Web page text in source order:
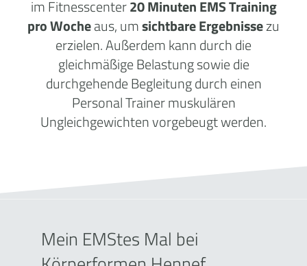
im Fitnesscenter20 Minuten EMS Training
pro Wocheaus, umsichtbare Ergebnissezu
erzielen. Außerdem kann durch die
gleichmäßige Belastung sowie die
durchgehende Begleitung durch einen
Personal Trainer muskulären
Ungleichgewichten vorgebeugt werden.
Mein EMStes Mal bei